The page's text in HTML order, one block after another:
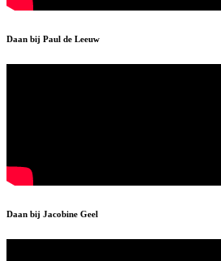
Daan bij Paul de Leeuw
Daan bij Jacobine Geel